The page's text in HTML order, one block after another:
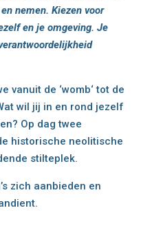
nemen. Kiezen voor
en je omgeving. Je
vanuit de ‘womb‘ tot de
wil jij in en rond jezelf
Op dag twee
historische neolitische
stilteplek.
zich aanbieden en